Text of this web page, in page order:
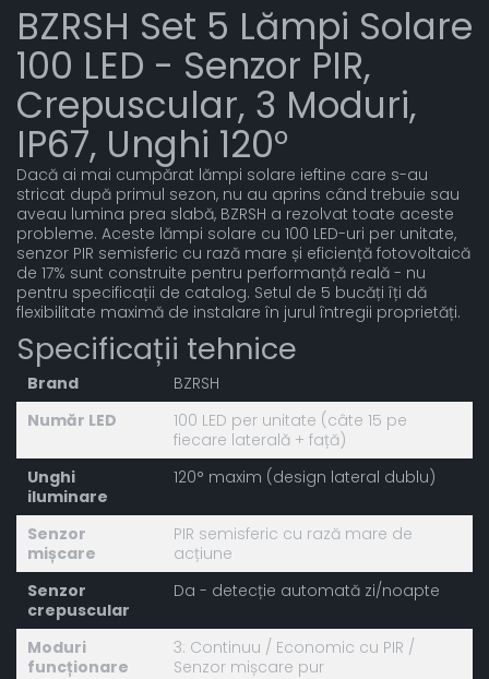
BZRSH Set 5 Lămpi Solare
100 LED - Senzor PIR,
Crepuscular, 3 Moduri,
IP67, Unghi 120°
Dacă ai mai cumpărat lămpi solare ieftine care s-au
stricat după primul sezon, nu au aprins când trebuie sau
aveau lumina prea slabă, BZRSH a rezolvat toate aceste
probleme. Aceste lămpi solare cu 100 LED-uri per unitate,
senzor PIR semisferic cu rază mare și eficiență fotovoltaică
de 17% sunt construite pentru performanță reală - nu
pentru specificații de catalog. Setul de 5 bucăți îți dă
flexibilitate maximă de instalare în jurul întregii proprietăți.
Specificații tehnice
Brand
BZRSH
Număr LED
100 LED per unitate (câte 15 pe
fiecare laterală + față)
Unghi
iluminare
120° maxim (design lateral dublu)
Senzor
mișcare
PIR semisferic cu rază mare de
acțiune
Senzor
crepuscular
Da - detecție automată zi/noapte
Moduri
funcționare
3: Continuu / Economic cu PIR /
Senzor mișcare pur